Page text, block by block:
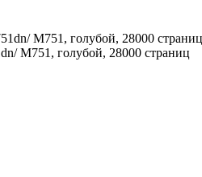
M751, голубой, 28000 страниц